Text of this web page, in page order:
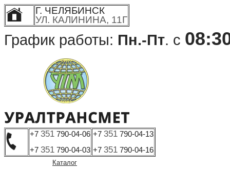
Г. ЧЕЛЯБИНСК
УЛ. КАЛИНИНА, 11Г
График работы: Пн.-Пт. с
+7 351 790-04-06
+7 351 790-04-03
+7 351 790-04-13
+7 351 790-04-16
Каталог